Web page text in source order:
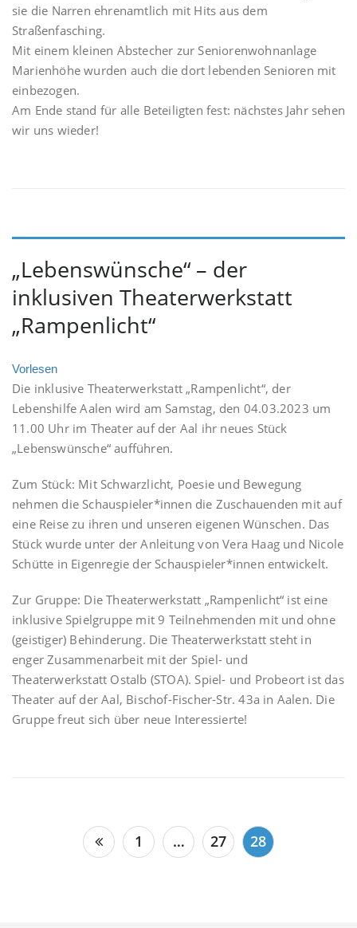
sie die Narren ehrenamtlich mit Hits aus dem
Straßenfasching.
Mit einem kleinen Abstecher zur Seniorenwohnanlage
Marienhöhe wurden auch die dort lebenden Senioren mit
einbezogen.
Am Ende stand für alle Beteiligten fest: nächstes Jahr sehen
wir uns wieder!
„Lebenswünsche“ – der
inklusiven Theaterwerkstatt
„Rampenlicht“
Vorlesen
Die inklusive Theaterwerkstatt „Rampenlicht“, der
Lebenshilfe Aalen wird am Samstag, den 04.03.2023 um
11.00 Uhr im Theater auf der Aal ihr neues Stück
„Lebenswünsche“ aufführen.
Zum Stück: Mit Schwarzlicht, Poesie und Bewegung
nehmen die Schauspieler*innen die Zuschauenden mit auf
eine Reise zu ihren und unseren eigenen Wünschen. Das
Stück wurde unter der Anleitung von Vera Haag und Nicole
Schütte in Eigenregie der Schauspieler*innen entwickelt.
Zur Gruppe: Die Theaterwerkstatt „Rampenlicht“ ist eine
inklusive Spielgruppe mit 9 Teilnehmenden mit und ohne
(geistiger) Behinderung. Die Theaterwerkstatt steht in
enger Zusammenarbeit mit der Spiel- und
Theaterwerkstatt Ostalb (STOA). Spiel- und Probeort ist das
Theater auf der Aal, Bischof-Fischer-Str. 43a in Aalen. Die
Gruppe freut sich über neue Interessierte!
Seitennummerierung
1 … 27 28